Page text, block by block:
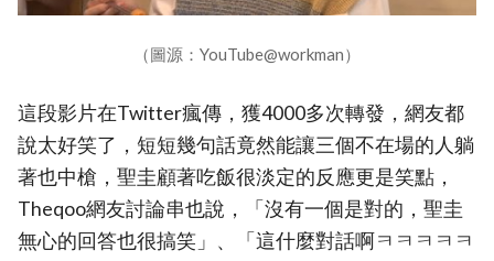
（圖源：YouTube@workman）
這段影片在Twitter瘋傳，獲4000多次轉發，網友都
說太好笑了，短短幾句話竟然能讓三個不在場的人躺
著也中槍，聖圭顧著吃飯很淡定的反應更是笑點，
Theqoo網友討論串也說，「沒有一個是對的，聖圭
無心的回答也很搞笑」、「這什麼對話啊ㅋㅋㅋㅋㅋ